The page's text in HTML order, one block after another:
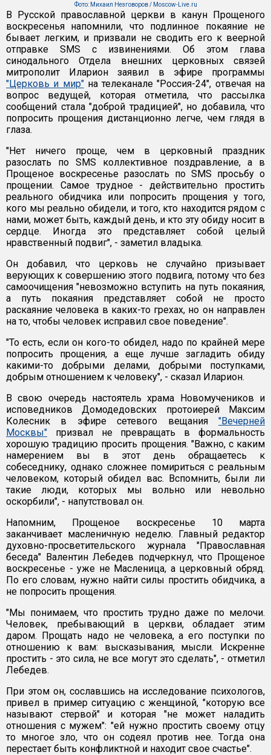
Фото: Михаил Незговоров / Moscow-Live.ru
В Русской православной церкви в канун Прощеного
воскресенья напомнили, что подлинное покаяние не
бывает легким, и призвали не сводить его к веерной
отправке SMS с извинениями. Об этом глава
синодального Отдела внешних церковных связей
митрополит Иларион заявил в эфире программы
"Церковь и мир"на телеканале "Россия-24", отвечая на
вопрос ведущей, которая отметила, что рассылка
сообщений стала "доброй традицией", но добавила, что
попросить прощения дистанционно легче, чем глядя в
глаза.
"Нет ничего проще, чем в церковный праздник
разослать по SMS коллективное поздравление, а в
Прощеное воскресенье разослать по SMS просьбу о
прощении. Самое трудное - действительно простить
реального обидчика или попросить прощения у того,
кого мы реально обидели, и того, кто находится рядом с
нами, может быть, каждый день, и кто эту обиду носит в
сердце. Иногда это представляет собой целый
нравственный подвиг", - заметил владыка.
Он добавил, что церковь не случайно призывает
верующих к совершению этого подвига, потому что без
самоочищения "невозможно вступить на путь покаяния,
а путь покаяния представляет собой не просто
раскаяние человека в каких-то грехах, но он направлен
на то, чтобы человек исправил свое поведение".
"То есть, если он кого-то обидел, надо по крайней мере
попросить прощения, а еще лучше загладить обиду
какими-то добрыми делами, добрыми поступками,
добрым отношением к человеку", - сказал Иларион.
В свою очередь настоятель храма Новомучеников и
исповедников Домодедовских протоиерей Максим
Колесник в эфире сетевого вещания "Вечерней
Москвы" призвал не превращать в формальность
хорошую традицию просить прощения. "Важно, с каким
намерением вы в этот день обращаетесь к
собеседнику, однако сложнее помириться с реальным
человеком, который обидел вас. Вспомнить, были ли
такие люди, которых мы вольно или невольно
оскорбили", - напутствовал он.
Напомним, Прощеное воскресенье 10 марта
заканчивает масленичную неделю. Главный редактор
духовно-просветительского журнала "Православная
беседа" Валентин Лебедев подчеркнул, что Прощеное
воскресенье - уже не Масленица, а церковный обряд.
По его словам, нужно найти силы простить обидчика, а
не попросить прощения.
"Мы понимаем, что простить трудно даже по мелочи.
Человек, пребывающий в церкви, обладает этим
даром. Прощать надо не человека, а его поступки по
отношению к вам: высказывания, мысли. Искренне
простить - это сила, не все могут это сделать", - отметил
Лебедев.
При этом он, сославшись на исследование психологов,
привел в пример ситуацию с женщиной, "которую все
называют стервой" и которая "не может наладить
отношения с мужем": "ей нужно простить своему отцу
то многое зло, что он содеял против нее. Тогда она
перестает быть конфликтной и находит свое счастье".